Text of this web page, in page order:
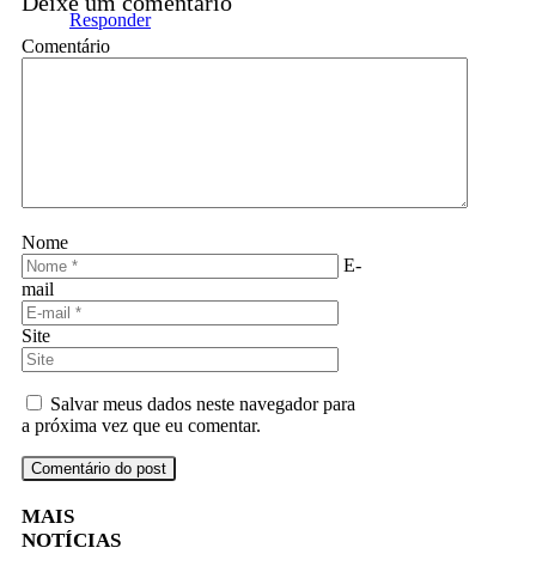
Responder
Comentário
Nome
E-
mail
Site
Salvar meus dados neste navegador para
a próxima vez que eu comentar.
MAIS
NOTÍCIAS